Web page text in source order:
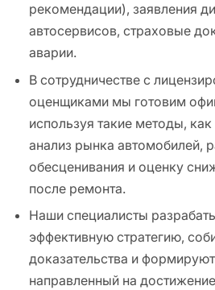
рекомендации), заявления
автосервисов, страховые
аварии.
В сотрудничестве с
оценщиками мы готовим
используя такие методы,
анализ рынка автомобилей,
обесценивания и оценку
после ремонта.
Наши специалисты
эффективную стратегию,
доказательства и
направленный на